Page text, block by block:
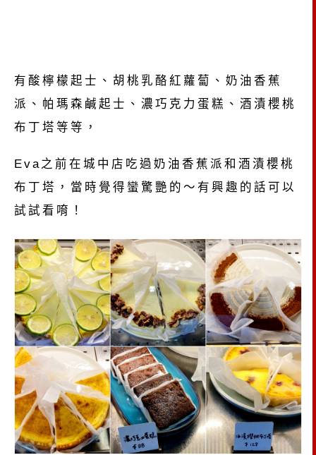
有酸檸檬起士、胡桃乳酪紅蘿蔔、奶油香蕉
派、帕瑪森鹹起士、濃巧克力蛋糕、酒漬櫻桃
布丁塔等等，
Eva之前在城中店吃過奶油香蕉派和酒漬櫻桃
布丁塔，當時覺得蠻驚艷的～有興趣的話可以
試試看唷！